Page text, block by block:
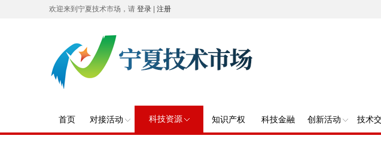
欢迎来到宁夏技术市场，请 登录 注册
首页 对接活动 科技资源 知识产权 科技金融 创新活动 技术